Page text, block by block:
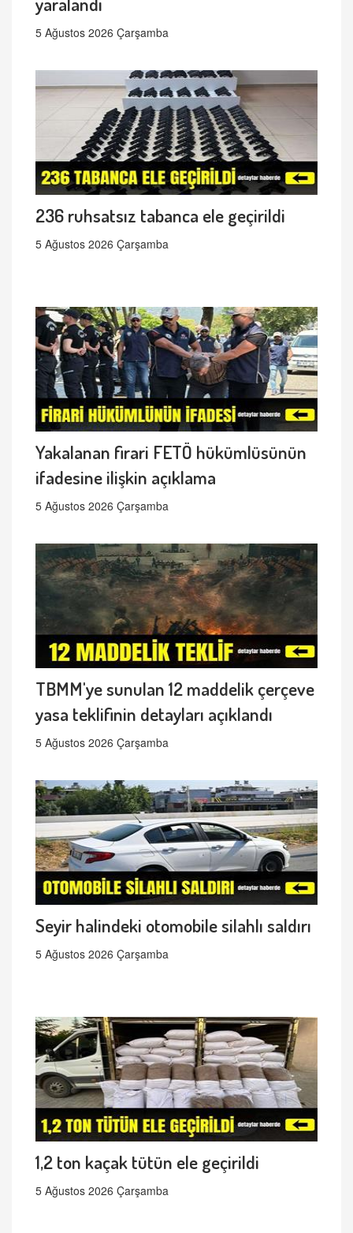
5 Ağustos 2026 Çarşamba
236 ruhsatsız tabanca ele geçirildi
5 Ağustos 2026 Çarşamba
Yakalanan firari FETÖ hükümlüsünün
ifadesine ilişkin açıklama
5 Ağustos 2026 Çarşamba
TBMM'ye sunulan 12 maddelik çerçeve
yasa teklifinin detayları açıklandı
5 Ağustos 2026 Çarşamba
Seyir halindeki otomobile silahlı saldırı
5 Ağustos 2026 Çarşamba
1,2 ton kaçak tütün ele geçirildi
5 Ağustos 2026 Çarşamba